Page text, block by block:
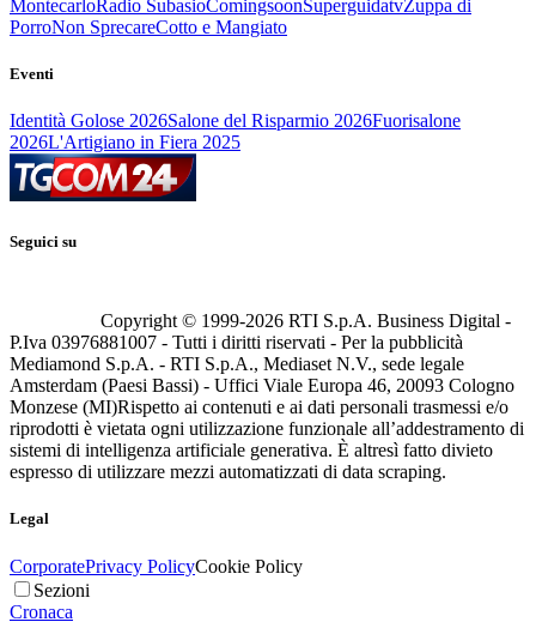
MontecarloRadio SubasioComingsoonSuperguidatvZuppa di
PorroNon SprecareCotto e Mangiato
Eventi
Identità Golose 2026Salone del Risparmio 2026Fuorisalone
2026L'Artigiano in Fiera 2025
Seguici su
Copyright © 1999-2026 RTI S.p.A. Business Digital -
P.Iva 03976881007 - Tutti i diritti riservati - Per la pubblicità
Mediamond S.p.A. - RTI S.p.A., Mediaset N.V., sede legale
Amsterdam (Paesi Bassi) - Uffici Viale Europa 46, 20093 Cologno
Monzese (MI)Rispetto ai contenuti e ai dati personali trasmessi e/o
riprodotti è vietata ogni utilizzazione funzionale all’addestramento di
sistemi di intelligenza artificiale generativa. È altresì fatto divieto
espresso di utilizzare mezzi automatizzati di data scraping.
Legal
CorporatePrivacy PolicyCookie Policy
Sezioni
Cronaca